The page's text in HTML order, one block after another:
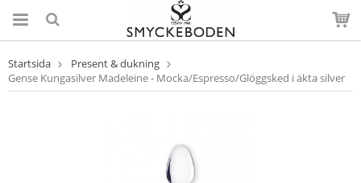
Startsida
Present & dukning
Gense Kungasilver Madeleine - Mocka/Espresso/Glöggsked i äkta silver